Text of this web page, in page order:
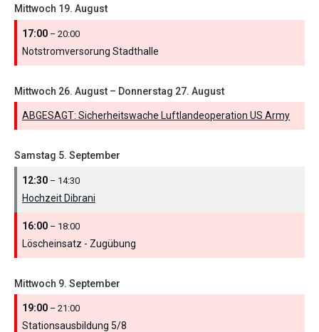
Mittwoch 19. August
17:00 – 20:00
Notstromversorung Stadthalle
Mittwoch 26. August – Donnerstag 27. August
ABGESAGT: Sicherheitswache Luftlandeoperation US Army
Samstag 5. September
12:30 – 14:30
Hochzeit Dibrani
16:00 – 18:00
Löscheinsatz - Zugübung
Mittwoch 9. September
19:00 – 21:00
Stationsausbildung 5/8